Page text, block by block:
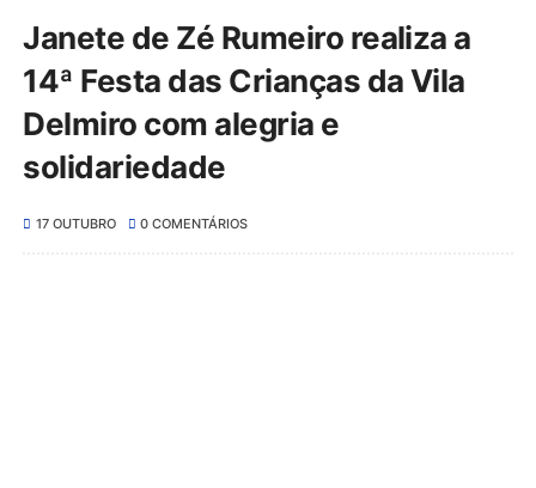
Janete de Zé Rumeiro realiza a
14ª Festa das Crianças da Vila
Delmiro com alegria e
solidariedade
17 OUTUBRO 0 COMENTÁRIOS